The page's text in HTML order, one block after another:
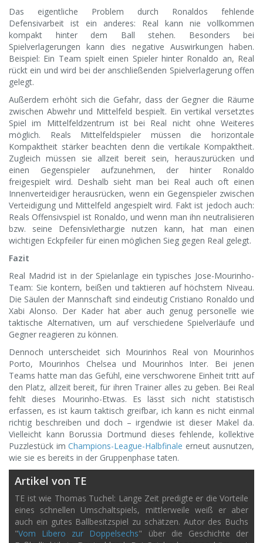
Das eigentliche Problem durch Ronaldos fehlende
Defensivarbeit ist ein anderes: Real kann nie vollkommen
kompakt hinter dem Ball stehen. Besonders bei
Spielverlagerungen kann dies negative Auswirkungen haben.
Beispiel: Ein Team spielt einen Spieler hinter Ronaldo an, Real
rückt ein und wird bei der anschließenden Spielverlagerung offen
gelegt.
Außerdem erhöht sich die Gefahr, dass der Gegner die Räume
zwischen Abwehr und Mittelfeld bespielt. Ein vertikal versetztes
Spiel im Mittelfeldzentrum ist bei Real nicht ohne Weiteres
möglich. Reals Mittelfeldspieler müssen die horizontale
Kompaktheit stärker beachten denn die vertikale Kompaktheit.
Zugleich müssen sie allzeit bereit sein, herauszurücken und
einen Gegenspieler aufzunehmen, der hinter Ronaldo
freigespielt wird. Deshalb sieht man bei Real auch oft einen
Innenverteidiger herausrücken, wenn ein Gegenspieler zwischen
Verteidigung und Mittelfeld angespielt wird. Fakt ist jedoch auch:
Reals Offensivspiel ist Ronaldo, und wenn man ihn neutralisieren
bzw. seine Defensivlethargie nutzen kann, hat man einen
wichtigen Eckpfeiler für einen möglichen Sieg gegen Real gelegt.
Fazit
Real Madrid ist in der Spielanlage ein typisches Jose-Mourinho-
Team: Sie kontern, beißen und taktieren auf höchstem Niveau.
Die Säulen der Mannschaft sind eindeutig Cristiano Ronaldo und
Xabi Alonso. Der Kader hat aber auch genug personelle wie
taktische Alternativen, um auf verschiedene Spielverläufe und
Gegner reagieren zu können.
Dennoch unterscheidet sich Mourinhos Real von Mourinhos
Porto, Mourinhos Chelsea und Mourinhos Inter. Bei jenen
Teams hatte man das Gefühl, eine verschworene Einheit tritt auf
den Platz, allzeit bereit, für ihren Trainer alles zu geben. Bei Real
fehlt dieses Mourinho-Etwas. Es lässt sich nicht statistisch
erfassen, es ist kaum taktisch greifbar, ich kann es nicht einmal
richtig beschreiben und doch – irgendwie ist dieser Makel da.
Vielleicht kann Borussia Dortmund dieses fehlende, kollektive
Puzzlestück im Champions-League-Halbfinale erneut ausnutzen,
wie sie es bereits in der Gruppenphase taten.
Artikel von TE
TE ist wie Thomas Tuchel: Lange Zeit predigte er die Vorteile
eines schnellen Umschaltspiels, mittlerweile weiß er aber
auch ein gutes Ballbesitzspiel zu schätzen. Autor des Buchs
"Vom Libero zur Doppelsechs" über die Geschichte der